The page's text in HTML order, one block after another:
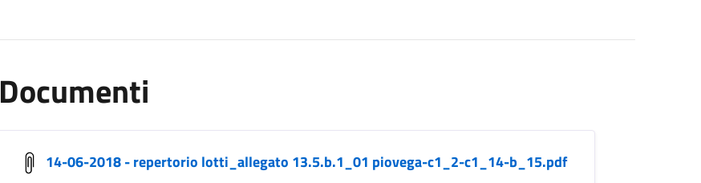
Documenti
14-06-2018 - repertorio lotti_allegato 13.5.b.1_01 piovega-c1_2-c1_14-b_15.pdf